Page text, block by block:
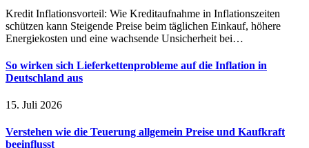
Kredit Inflationsvorteil: Wie Kreditaufnahme in Inflationszeiten
schützen kann Steigende Preise beim täglichen Einkauf, höhere
Energiekosten und eine wachsende Unsicherheit bei…
So wirken sich Lieferkettenprobleme auf die Inflation in
Deutschland aus
15. Juli 2026
Verstehen wie die Teuerung allgemein Preise und Kaufkraft
beeinflusst